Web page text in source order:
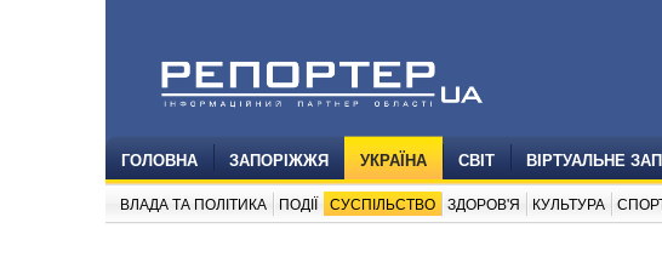
ГОЛОВНА ЗАПОРІЖЖЯ УКРАЇНА СВІТ ВІРТУАЛЬНЕ
ВЛАДА ТА ПОЛІТИКА ПОДІЇ СУСПІЛЬСТВО ЗДОРОВ'Я КУЛЬТУРА